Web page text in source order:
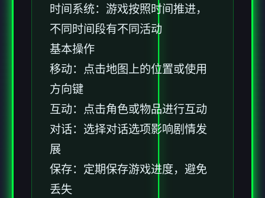
时间系统：游戏按照时间推进，
不同时间段有不同活动
基本操作
移动：点击地图上的位置或使用
方向键
互动：点击角色或物品进行互动
对话：选择对话选项影响剧情发
展
保存：定期保存游戏进度，避免
丢失